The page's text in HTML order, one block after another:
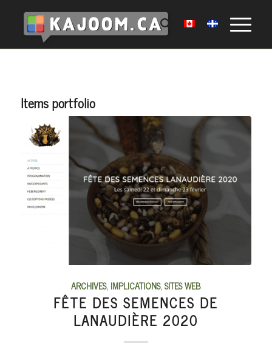
Items portfolio
ARCHIVES, IMPLICATIONS,SITES WEB
FÊTE DES SEMENCES DE
LANAUDIÈRE 2020